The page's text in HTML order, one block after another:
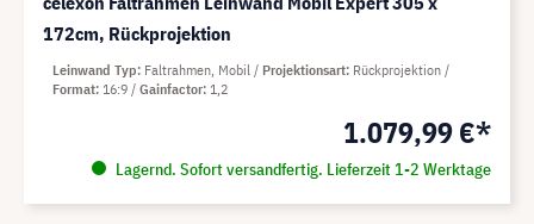
172cm, Rückprojektion
1.079,99 €*
Lagernd. Sofort versandfertig. Lieferzeit 1-2 Werktage
Leinwand Typ Faltrahmen, Mobil Projektionsart Rückprojektion
Format 16:9 Gainfactor 1,2